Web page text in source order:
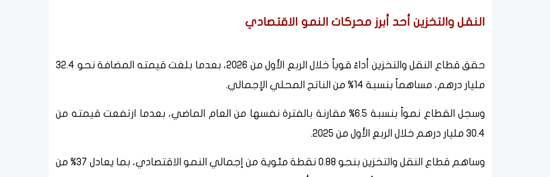
النقل والتخزين أحد أبرز محركات النمو الاقتصادي
حقق قطاع النقل والتخزين أداءً قوياً خلال الربع الأول من 2026، بعدما بلغت قيمته المضافة نحو 32.4
مليار درهم، مساهماً بنسبة 14% من الناتج المحلي الإجمالي.
وسجل القطاع نمواً بنسبة 6.5% مقارنة بالفترة نفسها من العام الماضي، بعدما ارتفعت قيمته من
30.4 مليار درهم خلال الربع الأول من 2025.
وساهم قطاع النقل والتخزين بنحو 0.88 نقطة مئوية من إجمالي النمو الاقتصادي، بما يعادل 37% من